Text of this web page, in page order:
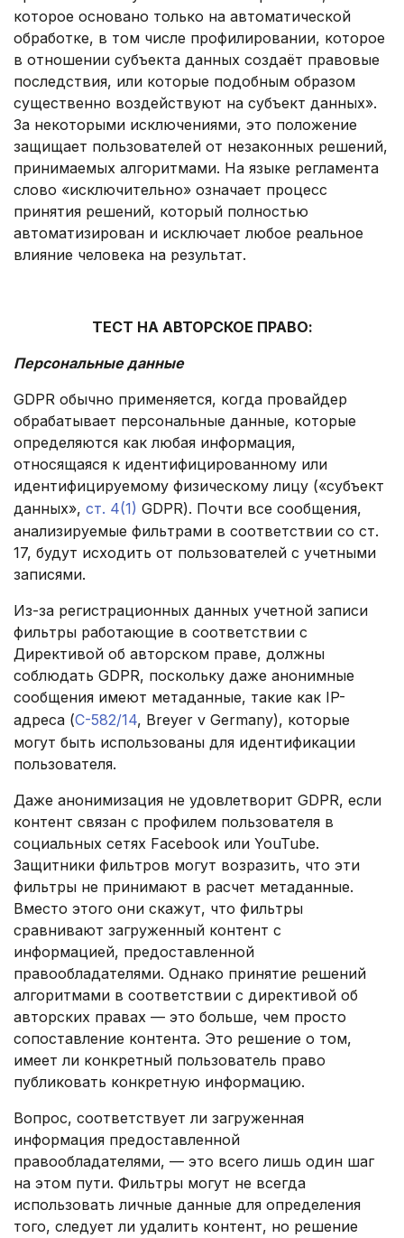
которое основано только на автоматической
обработке, в том числе профилировании, которое
в отношении субъекта данных создаёт правовые
последствия, или которые подобным образом
существенно воздействуют на субъект данных».
За некоторыми исключениями, это положение
защищает пользователей от незаконных решений,
принимаемых алгоритмами. На языке регламента
слово «исключительно» означает процесс
принятия решений, который полностью
автоматизирован и исключает любое реальное
влияние человека на результат.
ТЕСТ НА АВТОРСКОЕ ПРАВО:
Персональные данные
GDPR обычно применяется, когда провайдер
обрабатывает персональные данные, которые
определяются как любая информация,
относящаяся к идентифицированному или
идентифицируемому физическому лицу («субъект
данных», ст. 4(1) GDPR). Почти все сообщения,
анализируемые фильтрами в соответствии со ст.
17, будут исходить от пользователей с учетными
записями.
Из-за регистрационных данных учетной записи
фильтры работающие в соответствии с
Директивой об авторском праве, должны
соблюдать GDPR, поскольку даже анонимные
сообщения имеют метаданные, такие как IP-
адреса (C-582/14, Breyer v Germany), которые
могут быть использованы для идентификации
пользователя.
Даже анонимизация не удовлетворит GDPR, если
контент связан с профилем пользователя в
социальных сетях Facebook или YouTube.
Защитники фильтров могут возразить, что эти
фильтры не принимают в расчет метаданные.
Вместо этого они скажут, что фильтры
сравнивают загруженный контент с
информацией, предоставленной
правообладателями. Однако принятие решений
алгоритмами в соответствии с директивой об
авторских правах — это больше, чем просто
сопоставление контента. Это решение о том,
имеет ли конкретный пользователь право
публиковать конкретную информацию.
Вопрос, соответствует ли загруженная
информация предоставленной
правообладателями, — это всего лишь один шаг
на этом пути. Фильтры могут не всегда
использовать личные данные для определения
того, следует ли удалить контент, но решение